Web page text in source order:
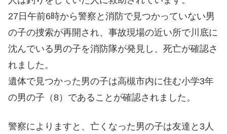
27日午前6時から警察と消防で見つかっていない男
の子の捜索が再開され、事故現場の近い所で川底に
沈んでいる男の子を消防隊が発見し、死亡が確認さ
れました。
遺体で見つかった男の子は高槻市内に住む小学3年
の男の子（8）であることが確認されました。
警察によりますと、亡くなった男の子は友達と3人